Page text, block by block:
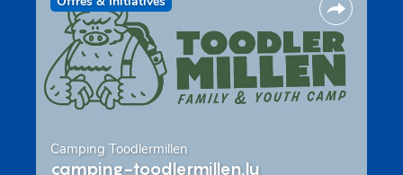
Camping Toodlermillen
camping-toodlermillen.lu